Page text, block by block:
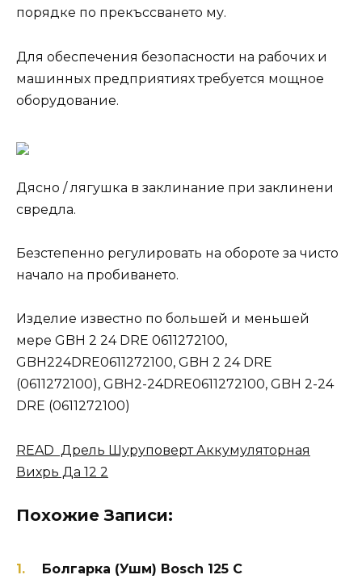
порядке по прекъссването му.
Для обеспечения безопасности на рабочих и
машинных предприятиях требуется мощное
оборудование.
Дясно / лягушка в заклинание при заклинени
свредла.
Безстепенно регулировать на обороте за чисто
начало на пробиването.
Изделие известно по большей и меньшей
мере GBH 2 24 DRE 0611272100,
GBH224DRE0611272100, GBH 2 24 DRE
(0611272100), GBH2-24DRE0611272100, GBH 2-24
DRE (0611272100)
READ Дрель Шуруповерт Аккумуляторная
Вихрь Да 12 2
Похожие Записи:
Болгарка (Ушм) Bosch 125 С